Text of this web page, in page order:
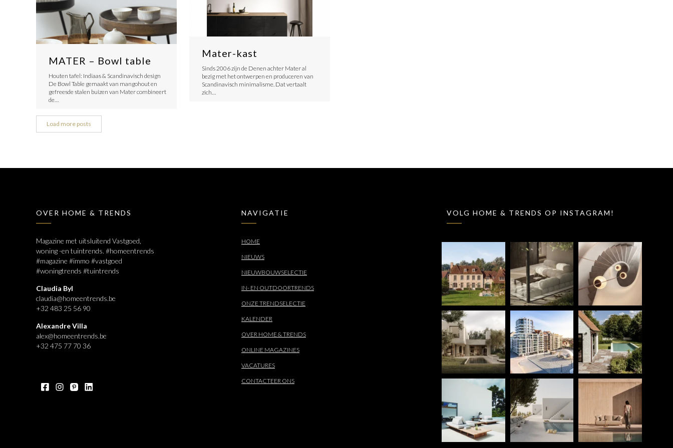
MATER – Bowl table
Houten tafel: Indiaas & Scandinavisch design
De Bowl Table gemaakt van mangohout en
gefreesde stalen buizen van Mater combineert
de…
Mater-kast
Sinds 2006 zijn de Denen achter Mater al
bezig met het ontwerpen en produceren van
Scandinavisch minimalisme. Dat vertaalt
zich…
Load more posts
OVER HOME & TRENDS
Magazine met uitsluitend Vastgoed,
woning -en tuintrends. #homeentrends
#magazine #immo #vastgoed
#woningtrends #tuintrends
Claudia Byl
claudia@homeentrends.be
+32 483 25 56 90
Alexandre Villa
alex@homeentrends.be
+32 475 77 70 36
NAVIGATIE
HOME
NIEUWS
NIEUWBOUWSELECTIE
IN- EN OUTDOORTRENDS
ONZE TRENDSELECTIE
KALENDER
OVER HOME & TRENDS
ONLINE MAGAZINES
VACATURES
CONTACTEER ONS
VOLG HOME & TRENDS OP INSTAGRAM!